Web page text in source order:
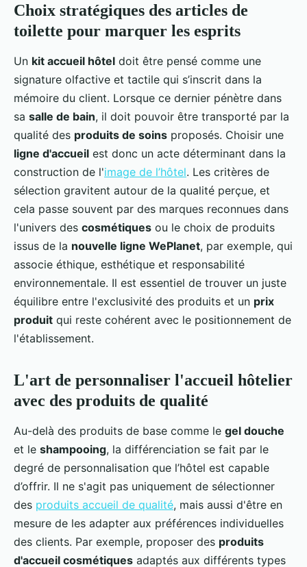
Choix stratégiques des articles de
toilette pour marquer les esprits
Un kit accueil hôtel doit être pensé comme une
signature olfactive et tactile qui s’inscrit dans la
mémoire du client. Lorsque ce dernier pénètre dans
sa salle de bain, il doit pouvoir être transporté par la
qualité des produits de soins proposés. Choisir une
ligne d'accueil est donc un acte déterminant dans la
construction de l'image de l’hôtel. Les critères de
sélection gravitent autour de la qualité perçue, et
cela passe souvent par des marques reconnues dans
l'univers des cosmétiques ou le choix de produits
issus de la nouvelle ligne WePlanet, par exemple, qui
associe éthique, esthétique et responsabilité
environnementale. Il est essentiel de trouver un juste
équilibre entre l'exclusivité des produits et un prix
produit qui reste cohérent avec le positionnement de
l'établissement.
L'art de personnaliser l'accueil hôtelier
avec des produits de qualité
Au-delà des produits de base comme le gel douche
et le shampooing, la différenciation se fait par le
degré de personnalisation que l’hôtel est capable
d’offrir. Il ne s'agit pas uniquement de sélectionner
des produits accueil de qualité, mais aussi d'être en
mesure de les adapter aux préférences individuelles
des clients. Par exemple, proposer des produits
d'accueil cosmétiques adaptés aux différents types